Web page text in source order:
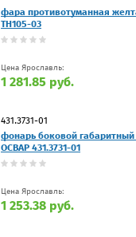
фара противотуманная
ТН105-03
Цена Ярославль:
1 281.85 руб.
431.3731-01
фонарь боковой
ОСВАР 431.3731-01
Цена Ярославль:
1 253.38 руб.